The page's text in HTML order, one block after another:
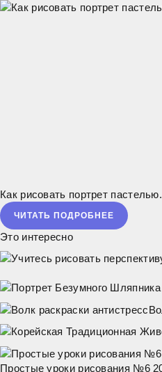
Как рисовать портрет
ЧИТАТЬ ПОДРОБНЕЕ
Это интересно
Простые уроки рисования №6